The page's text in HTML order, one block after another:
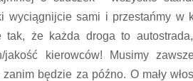
wyciągnijcie sami i przestańmy w
tak, że każda droga to
jakość kierowców! Musimy
będzie za późno. O mały